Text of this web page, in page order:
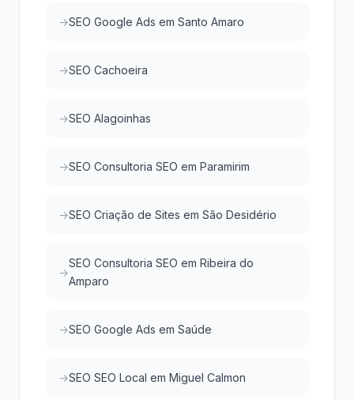
SEO Google Ads em Santo Amaro
SEO Cachoeira
SEO Alagoinhas
SEO Consultoria SEO em Paramirim
SEO Criação de Sites em São Desidério
SEO Consultoria SEO em Ribeira do
Amparo
SEO Google Ads em Saúde
SEO SEO Local em Miguel Calmon